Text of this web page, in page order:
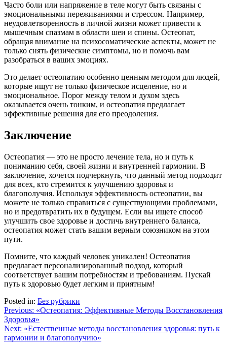
Часто боли или напряжение в теле могут быть связаны с
эмоциональными переживаниями и стрессом. Например,
неудовлетворенность в личной жизни может привести к
мышечным спазмам в области шеи и спины. Остеопат,
обращая внимание на психосоматические аспекты, может не
только снять физические симптомы, но и помочь вам
разобраться в ваших эмоциях.
Это делает остеопатию особенно ценным методом для людей,
которые ищут не только физическое исцеление, но и
эмоциональное. Порог между телом и духом здесь
оказывается очень тонким, и остеопатия предлагает
эффективные решения для его преодоления.
Заключение
Остеопатия — это не просто лечение тела, но и путь к
пониманию себя, своей жизни и внутренней гармонии. В
заключение, хочется подчеркнуть, что данный метод подходит
для всех, кто стремится к улучшению здоровья и
благополучия. Используя эффективность остеопатии, вы
можете не только справиться с существующими проблемами,
но и предотвратить их в будущем. Если вы ищете способ
улучшить свое здоровье и достичь внутреннего баланса,
остеопатия может стать вашим верным союзником на этом
пути.
Помните, что каждый человек уникален! Остеопатия
предлагает персонализированный подход, который
соответствует вашим потребностям и требованиям. Пускай
путь к здоровью будет легким и приятным!
Posted in: Без рубрики
Навигация
по
записям
Previous: «Остеопатия: Эффективные Методы Восстановления
Здоровья»
Next: «Естественные методы восстановления здоровья: путь к
гармонии и благополучию»